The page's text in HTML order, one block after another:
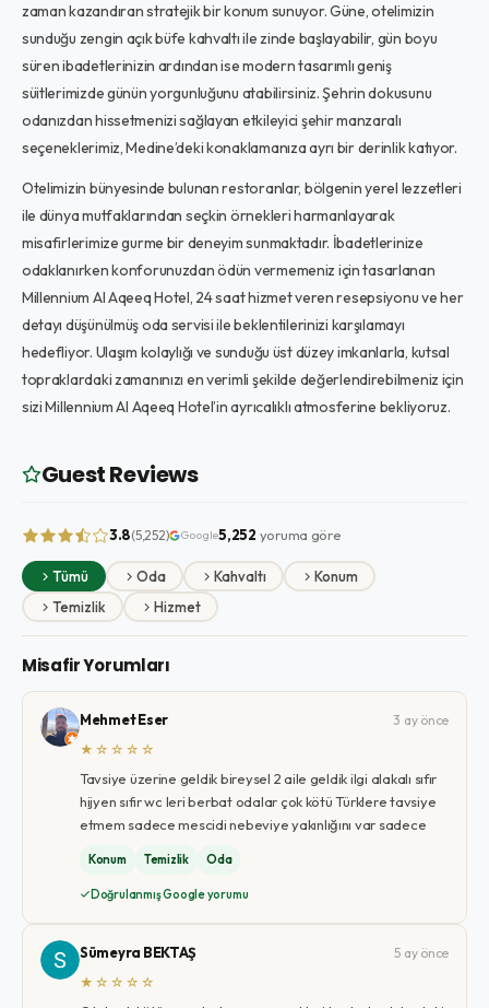
zaman kazandıran stratejik bir konum sunuyor. Güne, otelimizin
sunduğu zengin açık büfe kahvaltı ile zinde başlayabilir, gün boyu
süren ibadetlerinizin ardından ise modern tasarımlı geniş
süitlerimizde günün yorgunluğunu atabilirsiniz. Şehrin dokusunu
odanızdan hissetmenizi sağlayan etkileyici şehir manzaralı
seçeneklerimiz, Medine’deki konaklamanıza ayrı bir derinlik katıyor.
Otelimizin bünyesinde bulunan restoranlar, bölgenin yerel lezzetleri
ile dünya mutfaklarından seçkin örnekleri harmanlayarak
misafirlerimize gurme bir deneyim sunmaktadır. İbadetlerinize
odaklanırken konforunuzdan ödün vermemeniz için tasarlanan
Millennium Al Aqeeq Hotel, 24 saat hizmet veren resepsiyonu ve her
detayı düşünülmüş oda servisi ile beklentilerinizi karşılamayı
hedefliyor. Ulaşım kolaylığı ve sunduğu üst düzey imkanlarla, kutsal
topraklardaki zamanınızı en verimli şekilde değerlendirebilmeniz için
sizi Millennium Al Aqeeq Hotel’in ayrıcalıklı atmosferine bekliyoruz.
Guest Reviews
3.8(5,252) Google5,252 yoruma göre
Tümü Oda Kahvaltı
Konum
Temizlik
Hizmet
Misafir Yorumları
Mehmet Eser
3 ay önce
★☆☆☆☆
Tavsiye üzerine geldik bireysel 2 aile geldik ilgi alakalı sıfır
hijyen sıfır wc leri berbat odalar çok kötü Türklere tavsiye
etmem sadece mescidi nebeviye yakınlığını var sadece
Konum Temizlik Oda
Doğrulanmış Google yorumu
Sümeyra BEKTAŞ
5 ay önce
★☆☆☆☆